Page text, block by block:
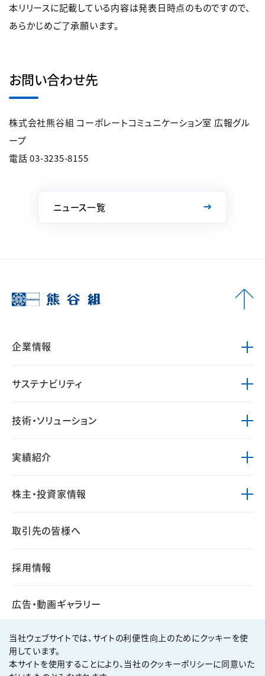
本リリースに記載している内容は発表日時点のものですので、
あらかじめご了承願います。
お問い合わせ先
株式会社熊谷組 コーポレートコミュニケーション室 広報グル
ープ
電話 03-3235-8155
ニュース一覧
企業情報
サステナビリティ
技術・ソリューション
実績紹介
株主・投資家情報
取引先の皆様へ
採用情報
広告・動画ギャラリー
個人情報保護方針
サイト利用規約
当社ウェブサイトでは、サイトの利便性向上のためにクッキーを使
用しています。
本サイトを使用することにより、当社のクッキーポリシーに同意いた